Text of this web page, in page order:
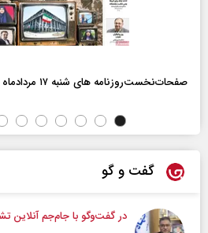
صفحات‌نخست‌روزنامه ها‌ی شنبه ۱۷ مردادماه
گفت و گو
در گفت‌و‌گو با جام‌جم آنلاین